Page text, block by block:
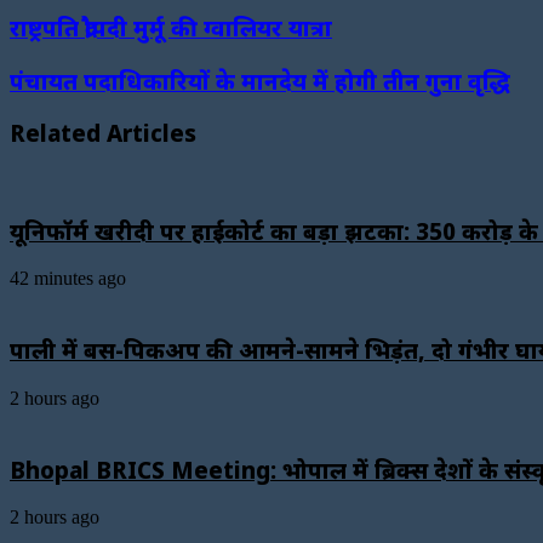
राष्ट्रपति द्रौपदी मुर्मू की ग्वालियर यात्रा
पंचायत पदाधिकारियों के मानदेय में होगी तीन गुना वृद्धि
Related Articles
यूनिफॉर्म खरीदी पर हाईकोर्ट का बड़ा झटका: 350
42 minutes ago
पाली में बस-पिकअप की आमने-सामने भिड़ंत, दो गंभीर
2 hours ago
Bhopal BRICS Meeting: भोपाल में ब्रिक्स देशों के
2 hours ago